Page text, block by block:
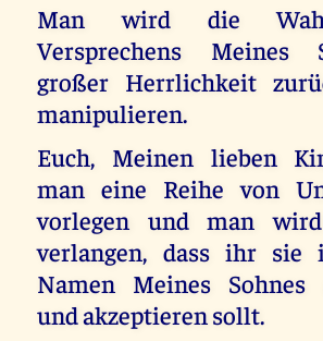
Man wird die
Versprechens Meines
großer Herrlichkeit
manipulieren.
Euch, Meinen lieben
man eine Reihe von
vorlegen und man
verlangen, dass ihr sie
Namen Meines Sohnes
und akzeptieren sollt.